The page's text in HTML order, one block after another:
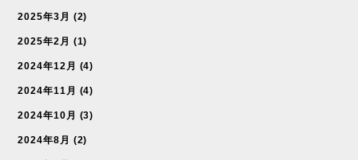
2025年3月 (2)
2025年2月 (1)
2024年12月 (4)
2024年11月 (4)
2024年10月 (3)
2024年8月 (2)